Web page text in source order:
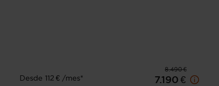
8.490 €
Desde 112 € /mes*
7.190 €